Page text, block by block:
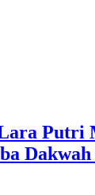
Putri